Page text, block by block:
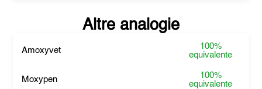
Altre analogie
Amoxyvet
100%
equivalente
Moxypen
100%
equivalente